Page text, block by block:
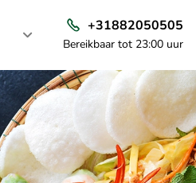
+31882050505
Bereikbaar tot 23:00 uur